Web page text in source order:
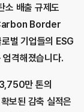
소 배출 규제도
Border
기업들의 ESG
격해졌습니다.
만 톤의
보된 감축 실적은